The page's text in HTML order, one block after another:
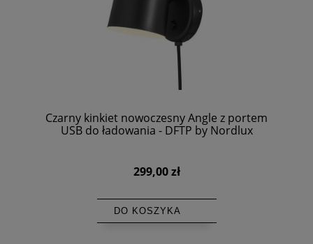
Czarny kinkiet nowoczesny Angle z portem
USB do ładowania - DFTP by Nordlux
299,00 zł
DO KOSZYKA